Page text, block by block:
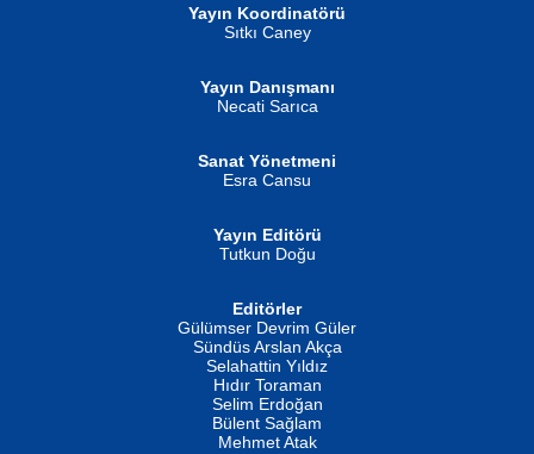
İSMAİL OKUTAN
Erkeklerin Kahrolması Ne Demektir
Evvel Zaman Tanrıçası...
Yayın Koordinatörü
Sıtkı Caney
Yayın Danışmanı
Necati Sarıca
Sanat Yönetmeni
Esra Cansu
Yayın Editörü
Tutkun Doğu
Editörler
Gülümser Devrim Güler
Sündüs Arslan Akça
Selahattin Yıldız
Hıdır Toraman
Selim Erdoğan
Bülent Sağlam
Mehmet Atak